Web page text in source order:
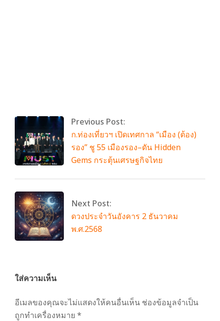
Previous Post:
ก.ท่องเที่ยวฯ เปิดเทศกาล “เมือง (ต้อง)
รอง” ชู 55 เมืองรอง–ดัน Hidden
Gems กระตุ้นเศรษฐกิจไทย
Next Post:
ดวงประจำวันอังคาร 2 ธันวาคม
พ.ศ.2568
ใส่ความเห็น
อีเมลของคุณจะไม่แสดงให้คนอื่นเห็น ช่องข้อมูลจำเป็น
ถูกทำเครื่องหมาย *